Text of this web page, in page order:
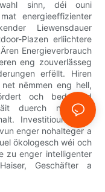
sinn, déi ouni
energieeffizienter
Liewensdauer
Plazen erliichtere
Energieverbrauch
eng zouverlässeg
erfëllt. Hiren
nëmmen eng hell,
och bedeitend
duerch niddrege
Investitiounen an
enger nohalteger a
ökologesch wéi och
zu enger intelligenter
Geschäfter a